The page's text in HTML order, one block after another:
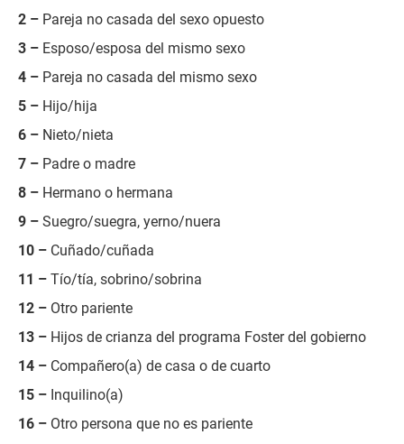
2 – Pareja no casada del sexo opuesto
3 – Esposo/esposa del mismo sexo
4 – Pareja no casada del mismo sexo
5 – Hijo/hija
6 – Nieto/nieta
7 – Padre o madre
8 – Hermano o hermana
9 – Suegro/suegra, yerno/nuera
10 – Cuñado/cuñada
11 – Tío/tía, sobrino/sobrina
12 – Otro pariente
13 – Hijos de crianza del programa Foster del gobierno
14 – Compañero(a) de casa o de cuarto
15 – Inquilino(a)
16 – Otro persona que no es pariente